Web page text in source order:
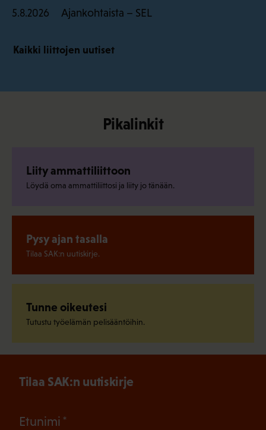
5.8.2026 Ajankohtaista – SEL
Kaikki liittojen uutiset
Pikalinkit
Liity ammattiliittoon
Löydä oma ammattiliittosi ja liity jo tänään.
Pysy ajan tasalla
Tilaa SAK:n uutiskirje.
Tunne oikeutesi
Tutustu työelämän pelisääntöihin.
Tilaa SAK:n uutiskirje
Etunimi